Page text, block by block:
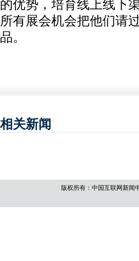
的优势，培育线上线下
所有展会机会把他们请
品。
相关新闻
版权所有：中国互联网新闻